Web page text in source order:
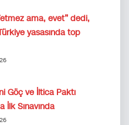
ama, evet” dedi,
yasasında top
Göç ve İltica Paktı
İlk Sınavında